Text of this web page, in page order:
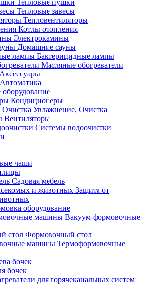
Тепловые пушки
Тепловые завесы
Тепловентиляторы
Котлы отопления
Электрокамины
Домашние сауны
Бактерицидные лампы
Масляные обогреватели
Аксессуары
Автоматика
оборудование
Кондиционеры
Увлажнение, Очистка
Вентиляторы
Системы водоочистки
чаши
Садовая мебель
Защита от
оборудование
Вакуум-формовочные
Формовочный стол
Термоформовочные
бочек
бочек
для горячеканальных систем